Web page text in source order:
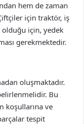
hem de zaman
için traktör, iş
için, yedek
gerekmektedir.
oluşmaktadır.
Bu
koşullarına ve
tespit